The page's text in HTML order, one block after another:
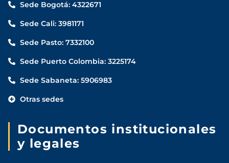
Sede Bogotá: 4322671
Sede Cali: 3981171
Sede Pasto: 7332100
Sede Puerto Colombia: 3225174
Sede Sabaneta: 5906983
Otras sedes
Documentos institucionales
y legales